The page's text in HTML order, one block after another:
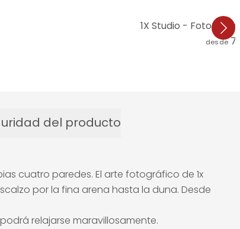
1X Studio -
desde
del producto
cuatro paredes. El arte fotográfico de 1x
por la fina arena hasta la duna. Desde
relajarse maravillosamente.